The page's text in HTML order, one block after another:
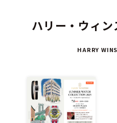
ハリー・ウィ
HARRY